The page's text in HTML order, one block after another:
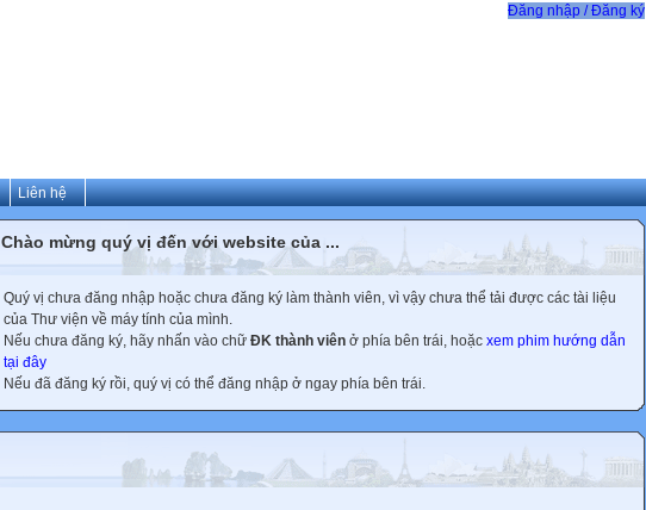
Đăng nhập / Đăng ký
Liên hệ
Chào mừng quý vị đến với website của ...
Quý vị chưa đăng nhập hoặc chưa đăng ký làm thành viên, vì vậy chưa thể tải được các tài liệu
của Thư viện về máy tính của mình.
Nếu chưa đăng ký, hãy nhấn vào chữ ĐK thành viên ở phía bên trái, hoặc xem phim hướng dẫn
tại đây
Nếu đã đăng ký rồi, quý vị có thể đăng nhập ở ngay phía bên trái.